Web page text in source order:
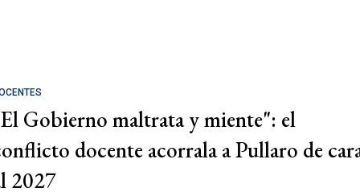
Gobierno maltrata y miente": el
docente acorrala a Pullaro de
2027